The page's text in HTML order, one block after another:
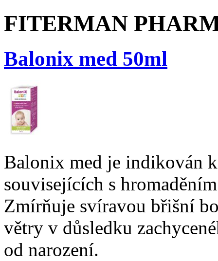
FITERMAN
Balonix med 50ml
Balonix med je indikován
souvisejících s
Zmírňuje svíravou břišní
větry v důsledku
od narození.